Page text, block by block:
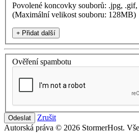
Povolené koncovky souborů: .jpg,
(Maximální velikost souboru: 128MB)
Přidat další
Ověření spambotu
Zrušit
Autorská práva © 2026 StormerHost.